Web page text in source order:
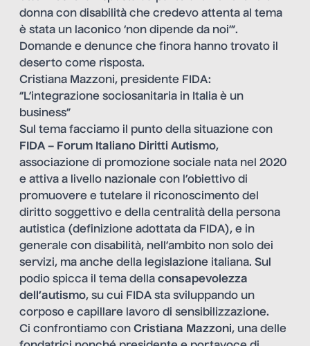
donna con disabilità che credevo attenta al tema
è stata un laconico ‘non dipende da noi’”.
Domande e denunce che finora hanno trovato il
deserto come risposta.
Cristiana Mazzoni, presidente FIDA:
“L’integrazione sociosanitaria in Italia è un
business”
Sul tema facciamo il punto della situazione con
FIDA – Forum Italiano Diritti Autismo,
associazione di promozione sociale nata nel 2020
e attiva a livello nazionale con l’obiettivo di
promuovere e tutelare il riconoscimento del
diritto soggettivo e della centralità della persona
autistica (definizione adottata da FIDA), e in
generale con disabilità, nell’ambito non solo dei
servizi, ma anche della legislazione italiana. Sul
podio spicca il tema della consapevolezza
dell’autismo, su cui FIDA sta sviluppando un
corposo e capillare lavoro di sensibilizzazione.
Ci confrontiamo con Cristiana Mazzoni, una delle